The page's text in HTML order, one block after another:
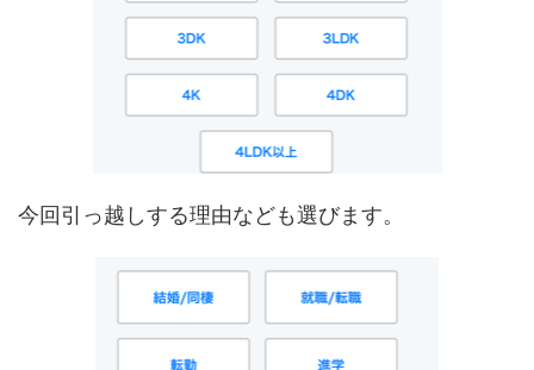
今回引っ越しする理由なども選びます。